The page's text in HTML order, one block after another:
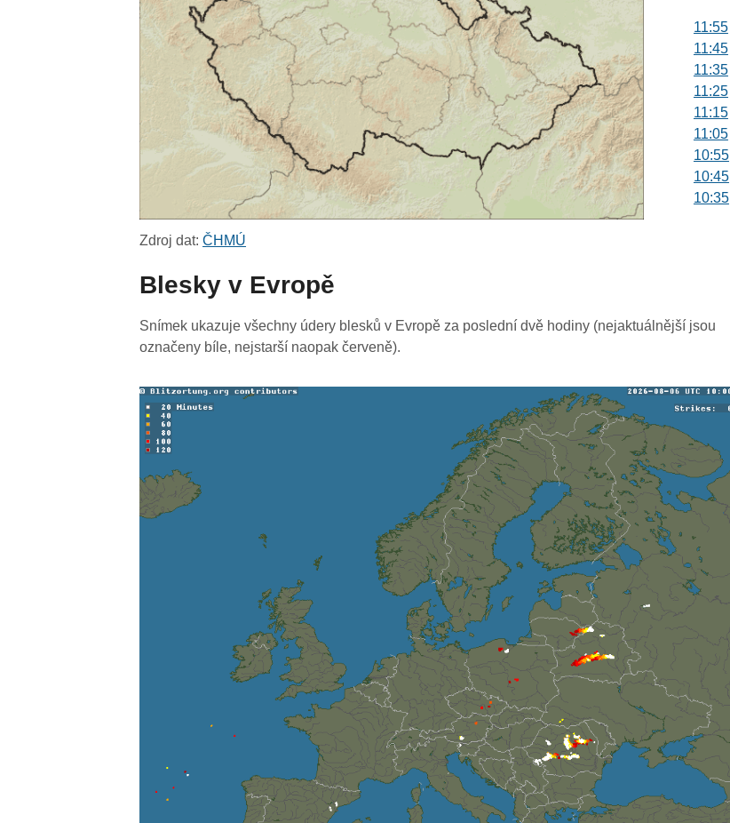
11:55
11:45
11:35
11:25
11:15
11:05
10:55
10:45
10:35
09:35
09:05
08:55
Zdroj dat:ČHMÚ
Blesky v Evropě
Snímek ukazuje všechny údery blesků v Evropě za poslední dvě hodiny (nejaktuálnější jsou
označeny bíle, nejstarší naopak červeně).